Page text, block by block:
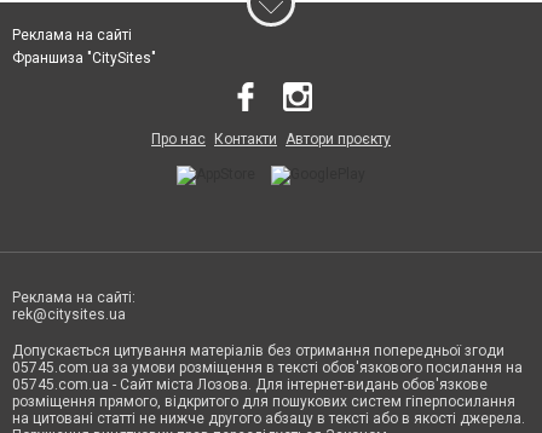
Реклама на сайті
Франшиза "CitySites"
Про нас Контакти Автори проєкту
Реклама на сайті:
rek@citysites.ua
Допускається цитування матеріалів без отримання попередньої згоди
05745.com.ua за умови розміщення в тексті обов'язкового посилання на
05745.com.ua - Сайт міста Лозова. Для інтернет-видань обов'язкове
розміщення прямого, відкритого для пошукових систем гіперпосилання
на цитовані статті не нижче другого абзацу в тексті або в якості джерела.